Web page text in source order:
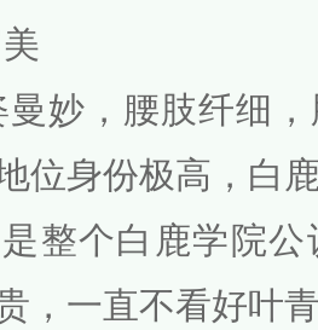
妙，腰肢纤细
位身份极高，白
整个白鹿学院
，一直不看好叶